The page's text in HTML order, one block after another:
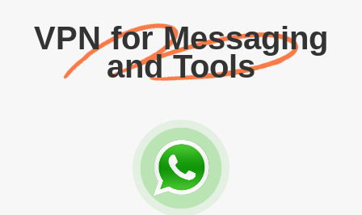
VPN for Messaging
and Tools